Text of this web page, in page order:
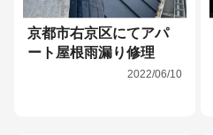
京都市右京区にてアパ
ート屋根雨漏り修理
2022/06/10